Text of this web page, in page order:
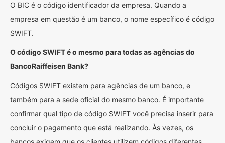
O BIC é o código identificador da empresa. Quando a
empresa em questão é um banco, o nome específico é código
SWIFT.
O código SWIFT é o mesmo para todas as agências do
BancoRaiffeisen Bank?
Códigos SWIFT existem para agências de um banco, e
também para a sede oficial do mesmo banco. É importante
confirmar qual tipo de código SWIFT você precisa inserir para
concluir o pagamento que está realizando. Às vezes, os